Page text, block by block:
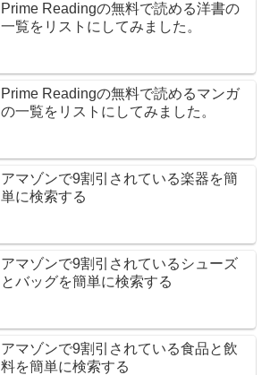
Prime Readingの無料で読める洋書の
一覧をリストにしてみました。
Prime Readingの無料で読めるマンガ
の一覧をリストにしてみました。
アマゾンで9割引されている楽器を簡
単に検索する
アマゾンで9割引されているシューズ
とバッグを簡単に検索する
アマゾンで9割引されている食品と飲
料を簡単に検索する